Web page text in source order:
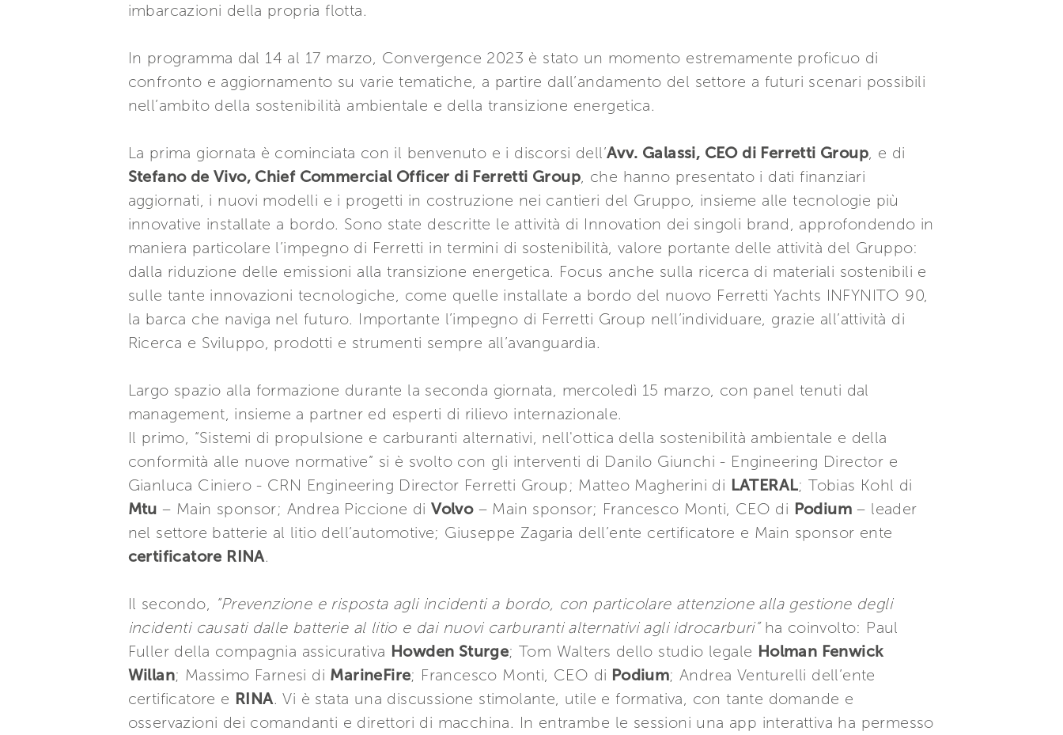
imbarcazioni della propria flotta.
In programma dal 14 al 17 marzo, Convergence 2023 è stato un momento estremamente proficuo di
confronto e aggiornamento su varie tematiche, a partire dall’andamento del settore a futuri scenari possibili
nell’ambito della sostenibilità ambientale e della transizione energetica.
La prima giornata è cominciata con il benvenuto e i discorsi dell’Avv. Galassi, CEO di Ferretti Group, e di
Stefano de Vivo, Chief Commercial Officer di Ferretti Group, che hanno presentato i dati finanziari
aggiornati, i nuovi modelli e i progetti in costruzione nei cantieri del Gruppo, insieme alle tecnologie più
innovative installate a bordo. Sono state descritte le attività di Innovation dei singoli brand, approfondendo in
maniera particolare l’impegno di Ferretti in termini di sostenibilità, valore portante delle attività del Gruppo:
dalla riduzione delle emissioni alla transizione energetica. Focus anche sulla ricerca di materiali sostenibili e
sulle tante innovazioni tecnologiche, come quelle installate a bordo del nuovo Ferretti Yachts INFYNITO 90,
la barca che naviga nel futuro. Importante l’impegno di Ferretti Group nell’individuare, grazie all’attività di
Ricerca e Sviluppo, prodotti e strumenti sempre all’avanguardia.
Largo spazio alla formazione durante la seconda giornata, mercoledì 15 marzo, con panel tenuti dal
management, insieme a partner ed esperti di rilievo internazionale.
Il primo, “Sistemi di propulsione e carburanti alternativi, nell'ottica della sostenibilità ambientale e della
conformità alle nuove normative” si è svolto con gli interventi di Danilo Giunchi - Engineering Director e
Gianluca Ciniero - CRN Engineering Director Ferretti Group; Matteo Magherini di LATERAL; Tobias Kohl di
Mtu – Main sponsor; Andrea Piccione diVolvo– Main sponsor; Francesco Monti, CEO di Podium– leader
nel settore batterie al litio dell’automotive; Giuseppe Zagaria dell’ente certificatore e Main sponsor ente
certificatore RINA.
Il secondo, “Prevenzione e risposta agli incidenti a bordo, con particolare attenzione alla gestione degli
incidenti causati dalle batterie al litio e dai nuovi carburanti alternativi agli idrocarburi”ha coinvolto: Paul
Fuller della compagnia assicurativa Howden Sturge; Tom Walters dello studio legale Holman Fenwick
Willan; Massimo Farnesi di MarineFire; Francesco Monti, CEO di Podium; Andrea Venturelli dell’ente
certificatore e RINA. Vi è stata una discussione stimolante, utile e formativa, con tante domande e
osservazioni dei comandanti e direttori di macchina. In entrambe le sessioni una app interattiva ha permesso